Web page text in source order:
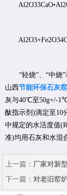
“轻烧”、“中烧”
山西节能环保石灰窑
灰与40℃至50g+/-
酞指示剂)滴定至10
中规定的水活度值
准)均用石灰和水混
上一篇： 厂家对新
下一篇： 对老旧窑